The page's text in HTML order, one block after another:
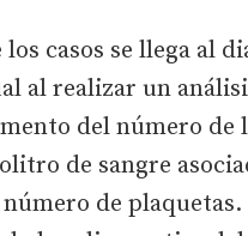
casos se llega al
al realizar un
del número de
de sangre
de